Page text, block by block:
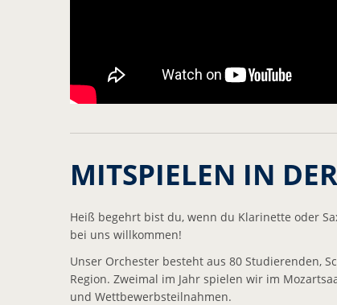
MITSPIELEN IN
Heiß begehrt bist du, wenn du Klarinette oder
bei uns willkommen!
Unser Orchester besteht aus 80 Studierenden,
Region. Zweimal im Jahr spielen wir im
und Wettbewerbsteilnahmen.